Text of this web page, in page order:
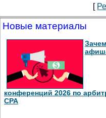
[
Новые материалы
конференций 2026 по
СРА